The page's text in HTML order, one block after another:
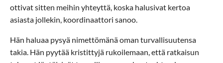
ottivat sitten meihin yhteyttä, koska halusivat kertoa
asiasta jollekin, koordinaattori sanoo.
Hän haluaa pysyä nimettömänä oman turvallisuutensa
takia. Hän pyytää kristittyjä rukoilemaan, että ratkaisun